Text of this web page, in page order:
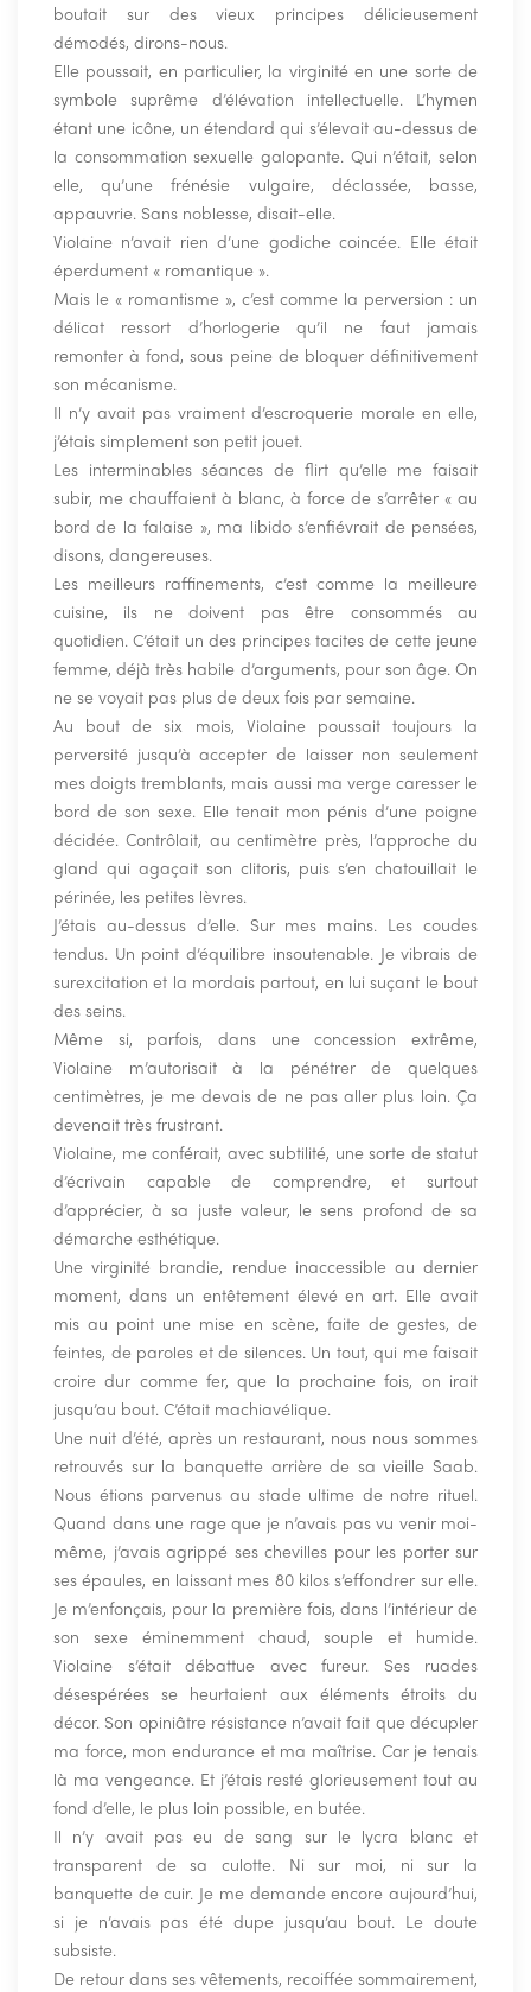
boutait sur des vieux principes délicieusement
démodés, dirons-nous.
Elle poussait, en particulier, la virginité en une sorte de
symbole suprême d’élévation intellectuelle. L’hymen
étant une icône, un étendard qui s’élevait au-dessus de
la consommation sexuelle galopante. Qui n’était, selon
elle, qu’une frénésie vulgaire, déclassée, basse,
appauvrie. Sans noblesse, disait-elle.
Violaine n’avait rien d’une godiche coincée. Elle était
éperdument « romantique ».
Mais le « romantisme », c’est comme la perversion : un
délicat ressort d’horlogerie qu’il ne faut jamais
remonter à fond, sous peine de bloquer définitivement
son mécanisme.
Il n’y avait pas vraiment d’escroquerie morale en elle,
j’étais simplement son petit jouet.
Les interminables séances de flirt qu’elle me faisait
subir, me chauffaient à blanc, à force de s’arrêter « au
bord de la falaise », ma libido s’enfiévrait de pensées,
disons, dangereuses.
Les meilleurs raffinements, c’est comme la meilleure
cuisine, ils ne doivent pas être consommés au
quotidien. C’était un des principes tacites de cette jeune
femme, déjà très habile d’arguments, pour son âge. On
ne se voyait pas plus de deux fois par semaine.
Au bout de six mois, Violaine poussait toujours la
perversité jusqu’à accepter de laisser non seulement
mes doigts tremblants, mais aussi ma verge caresser le
bord de son sexe. Elle tenait mon pénis d’une poigne
décidée. Contrôlait, au centimètre près, l’approche du
gland qui agaçait son clitoris, puis s’en chatouillait le
périnée, les petites lèvres.
J’étais au-dessus d’elle. Sur mes mains. Les coudes
tendus. Un point d’équilibre insoutenable. Je vibrais de
surexcitation et la mordais partout, en lui suçant le bout
des seins.
Même si, parfois, dans une concession extrême,
Violaine m’autorisait à la pénétrer de quelques
centimètres, je me devais de ne pas aller plus loin. Ça
devenait très frustrant.
Violaine, me conférait, avec subtilité, une sorte de statut
d’écrivain capable de comprendre, et surtout
d’apprécier, à sa juste valeur, le sens profond de sa
démarche esthétique.
Une virginité brandie, rendue inaccessible au dernier
moment, dans un entêtement élevé en art. Elle avait
mis au point une mise en scène, faite de gestes, de
feintes, de paroles et de silences. Un tout, qui me faisait
croire dur comme fer, que la prochaine fois, on irait
jusqu’au bout. C’était machiavélique.
Une nuit d’été, après un restaurant, nous nous sommes
retrouvés sur la banquette arrière de sa vieille Saab.
Nous étions parvenus au stade ultime de notre rituel.
Quand dans une rage que je n’avais pas vu venir moi-
même, j’avais agrippé ses chevilles pour les porter sur
ses épaules, en laissant mes 80 kilos s’effondrer sur elle.
Je m’enfonçais, pour la première fois, dans l’intérieur de
son sexe éminemment chaud, souple et humide.
Violaine s’était débattue avec fureur. Ses ruades
désespérées se heurtaient aux éléments étroits du
décor. Son opiniâtre résistance n’avait fait que décupler
ma force, mon endurance et ma maîtrise. Car je tenais
là ma vengeance. Et j’étais resté glorieusement tout au
fond d’elle, le plus loin possible, en butée.
Il n’y avait pas eu de sang sur le lycra blanc et
transparent de sa culotte. Ni sur moi, ni sur la
banquette de cuir. Je me demande encore aujourd’hui,
si je n’avais pas été dupe jusqu’au bout. Le doute
subsiste.
De retour dans ses vêtements, recoiffée sommairement,